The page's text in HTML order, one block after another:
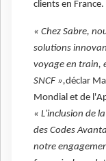
clients en France.
« Chez Sabre,
solutions
voyage en train,
SNCF »,déclar
Mondial et de
« L'inclusion de
des Codes
notre